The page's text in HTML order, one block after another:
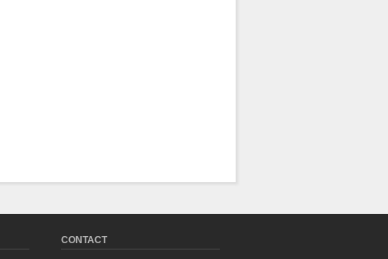
CONTACT